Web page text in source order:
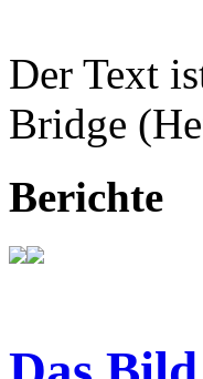
Der Text
Bridge
Berichte